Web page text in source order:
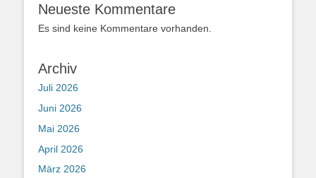
Neueste Kommentare
Es sind keine Kommentare vorhanden.
Archiv
Juli 2026
Juni 2026
Mai 2026
April 2026
März 2026